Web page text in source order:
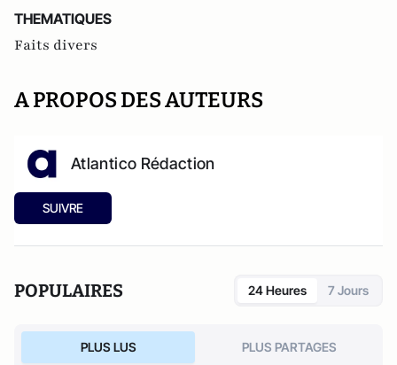
THEMATIQUES
Faits divers
A PROPOS DES AUTEURS
Atlantico Rédaction
SUIVRE
POPULAIRES 24 Heures 7 Jours
PLUS LUS PLUS PARTAGES